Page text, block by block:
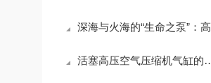
深海与火海的“生命之泵”：高压呼吸空气压缩机的极限压缩与净化哲学
活塞高压空气压缩机气缸的密封与连接